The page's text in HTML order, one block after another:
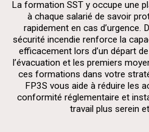
La formation SST y occupe une
à chaque salarié de savoir
rapidement en cas d’urgence.
sécurité incendie renforce la
efficacement lors d’un départ
l’évacuation et les premiers
ces formations dans votre
FP3S vous aide à réduire les
conformité réglementaire et
travail plus serein